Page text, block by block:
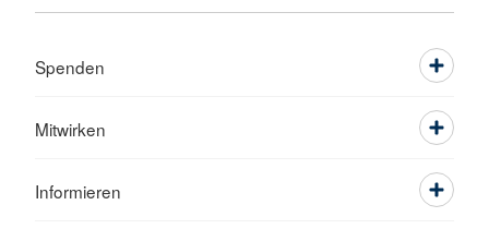
Spenden
Mitwirken
Informieren